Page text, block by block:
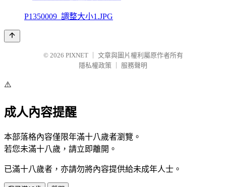
P1350009_調整大小1.JPG
© 2026 PIXNET
文章與圖片權利屬原作者所有
隱私權政策
服務聲明
⚠️
成人內容提醒
本部落格內容僅限年滿十八歲者瀏覽。
若您未滿十八歲，請立即離開。
已滿十八歲者，亦請勿將內容提供給未成年人士。